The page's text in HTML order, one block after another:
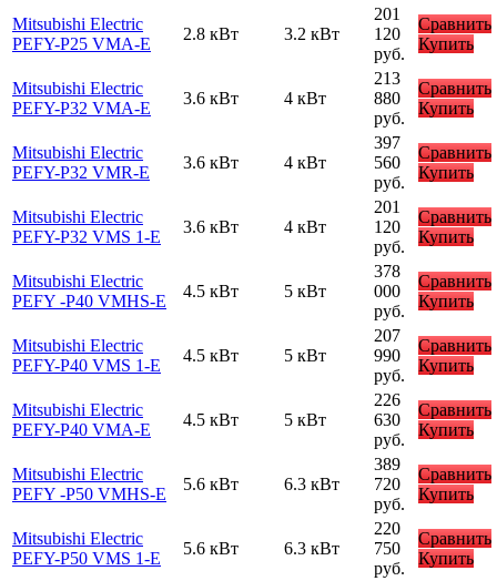
Mitsubishi Electric
PEFY-P25 VMA-E
2.8 кВт 3.2 кВт
201
120
руб.
Сравнить
Купить
Mitsubishi Electric
PEFY-P32 VMA-E
3.6 кВт 4 кВт
213
880
руб.
Сравнить
Купить
Mitsubishi Electric
PEFY-P32 VMR-E
3.6 кВт 4 кВт
397
560
руб.
Сравнить
Купить
Mitsubishi Electric
PEFY-P32 VMS 1-E
3.6 кВт 4 кВт
201
120
руб.
Сравнить
Купить
Mitsubishi Electric
PEFY -P40 VMHS-E
4.5 кВт 5 кВт
378
000
руб.
Сравнить
Купить
Mitsubishi Electric
PEFY-P40 VMS 1-E
4.5 кВт 5 кВт
207
990
руб.
Сравнить
Купить
Mitsubishi Electric
PEFY-P40 VMA-E
4.5 кВт 5 кВт
226
630
руб.
Сравнить
Купить
Mitsubishi Electric
PEFY -P50 VMHS-E
5.6 кВт 6.3 кВт
389
720
руб.
Сравнить
Купить
Mitsubishi Electric
PEFY-P50 VMS 1-E
5.6 кВт 6.3 кВт
220
750
руб.
Сравнить
Купить